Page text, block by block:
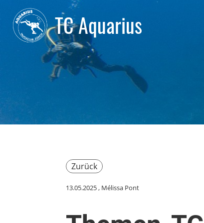
TC Aquarius
Zurück
13.05.2025, Mélissa Pont